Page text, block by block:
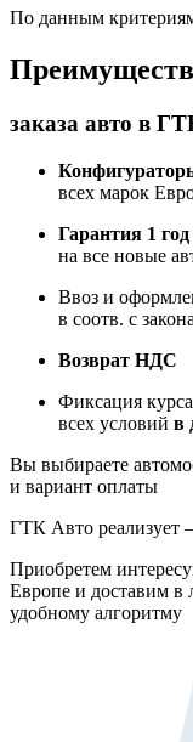
По данным
заказа авто в
всех марок
Гарантия 1 год
на все новые
Ввоз и
в соотв. с
Возврат НДС
Фиксация
всех условий в
Вы выбираете
и вариант оплаты
ГТК Авто реализует
Приобретем
Европе и доставим
удобному алгоритму